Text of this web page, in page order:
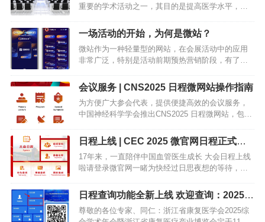
重要的学术活动之一，其目的是提高医学水平，促
和发展的速度越来越快。为了跟上这个快速的发展
步伐，医药学者们必须经常…
一场活动的开始，为何是微站？
微站作为一种轻量型的网站，在会展活动中的应用
非常广泛，特别是活动前期预热营销阶段，有了微
参与者来说，微站使用手机即可查看，既有颜值又
实用，可以全面了解活动信…
会议服务 | CNS2025 日程微网站操作指南
为方便广大参会代表，提供便捷高效的会议服务，
中国神经科学学会推出CNS2025 日程微网站，包含
议纪念品兑换等讯息，敬请查阅。CNS2025 日程微
网站一、…
日程上线 | CEC 2025 微官网日程正式上
线啦！
17年来，一直陪伴中国血管医生成长 大会日程上线
啦请登录微官网一睹为快经过日思夜想的等待，满
达！立即访问微官网，开启您的CEC2025探索之旅
吧！…
日程查询功能全新上线 欢迎查询：2025浙
江省康复医学会综合学术年会
尊敬的各位专家、同仁：浙江省康复医学会2025综